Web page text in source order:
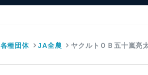
各種団体 JA全農 ヤクルトＯＢ五十嵐亮